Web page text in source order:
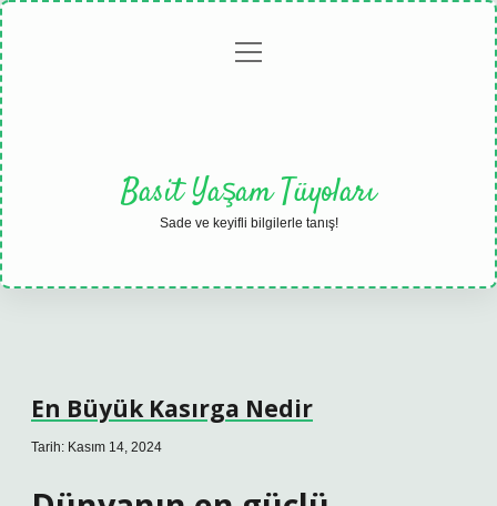
Gizlilikmenüyü
Basit Yaşam Tüyoları
Sade ve keyifli bilgilerle tanış!
En Büyük Kasırga Nedir
Tarih: Kasım 14, 2024